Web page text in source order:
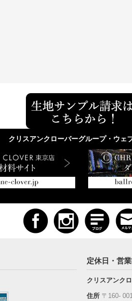
クリスアンクローバーグループ・ウェ
定休日・営
クリスアンク
住所〒160‐